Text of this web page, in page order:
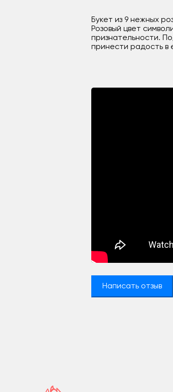
Букет из 9 нежных
Розовый цвет
признательности.
принести радость в
Написать отзыв